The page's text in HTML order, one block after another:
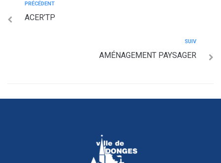
PRÉCÉDENT
ACER’TP
SUIV
AMÉNAGEMENT PAYSAGER